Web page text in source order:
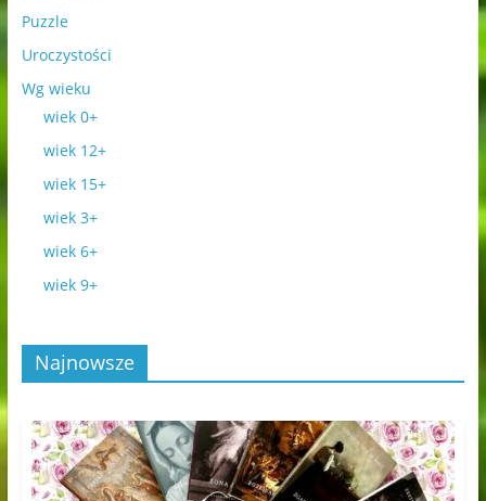
Puzzle
Uroczystości
Wg wieku
wiek 0+
wiek 12+
wiek 15+
wiek 3+
wiek 6+
wiek 9+
Najnowsze